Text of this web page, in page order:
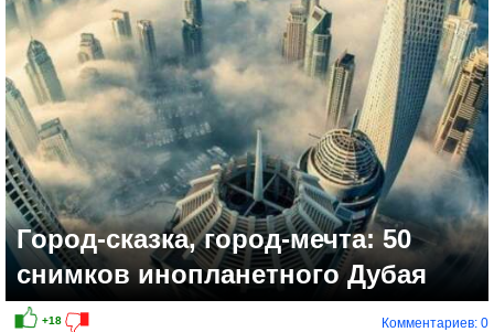
Город-сказка, город-мечта: 50
снимков инопланетного Дубая
Комментариев: 0